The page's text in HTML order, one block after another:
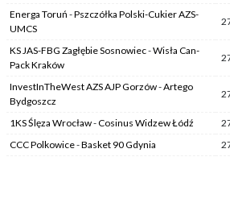
Energa Toruń -Pszczółka Polski-Cukier AZS-
UMCS
KS JAS-FBG Zagłębie Sosnowiec-Wisła Can-
Pack Kraków
InvestInTheWest AZS AJP Gorzów-Artego
Bydgoszcz
1KS Ślęza Wrocław-Cosinus Widzew Łódź
CCC Polkowice-Basket 90 Gdynia